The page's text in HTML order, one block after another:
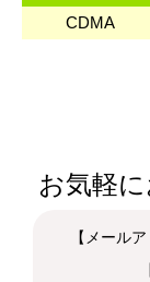
CDMA
お気軽
【メール